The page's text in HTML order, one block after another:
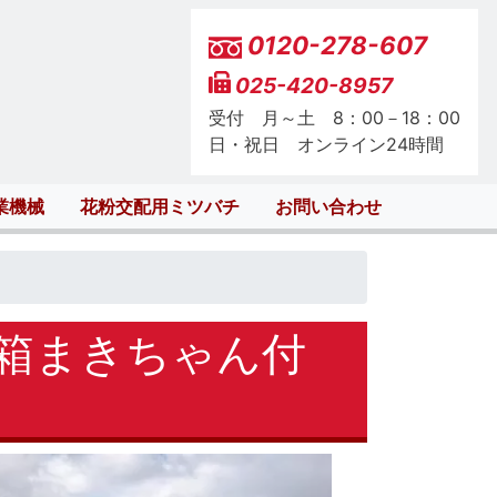
0120-278-607
025-420-8957
受付 月～土 8：00－18：00
日・祝日 オンライン24時間
機械 花粉交配用ミツバチ お問い合わせ
まきちゃん付